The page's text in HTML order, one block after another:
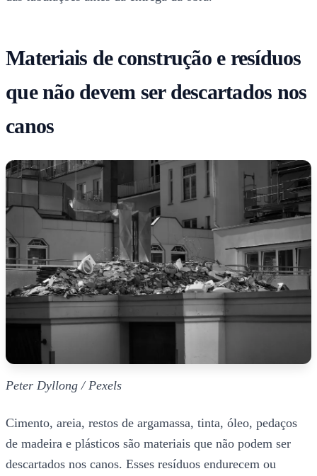
Materiais de construção e resíduos
que não devem ser descartados nos
canos
Peter Dyllong / Pexels
Cimento, areia, restos de argamassa, tinta, óleo, pedaços
de madeira e plásticos são materiais que não podem ser
descartados nos canos. Esses resíduos endurecem ou